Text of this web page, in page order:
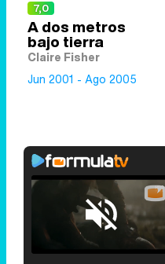
7,0
A dos metros
bajo tierra
Claire Fisher
Jun 2001 - Ago 2005
Unmute
Loaded:
25.30%